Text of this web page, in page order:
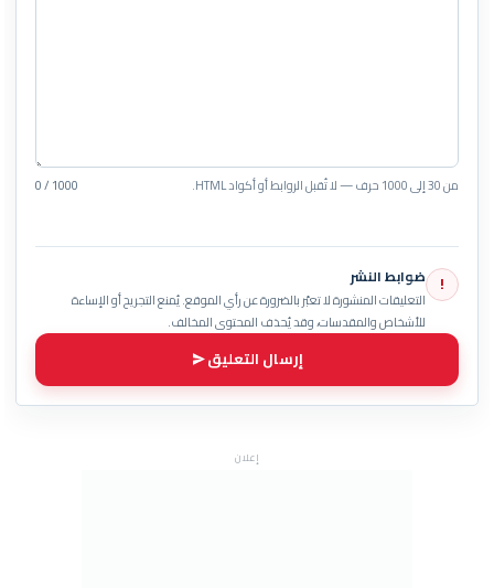
من 30 إلى 1000 حرف — لا تُقبل الروابط أو أكواد HTML. 0 / 1000
! ضوابط النشر
التعليقات المنشورة لا تعبّر بالضرورة عن رأي الموقع. يُمنع التجريح أو الإساءة
للأشخاص والمقدسات، وقد يُحذف المحتوى المخالف.
إرسال التعليق
إعلان